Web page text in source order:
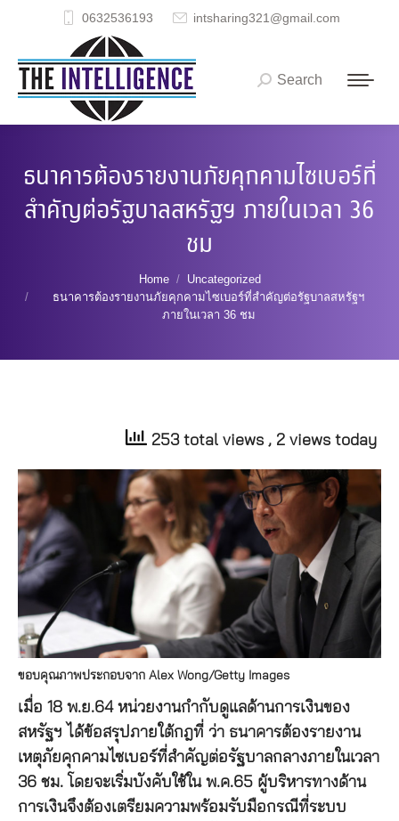
0632536193 intsharing321@gmail.com
Search:
Search
ธนาคารต้องรายงานภัยคุกคามไซเบอร์ที่
สำคัญต่อรัฐบาลสหรัฐฯ ภายในเวลา 36
ชม
Home
Uncategorized
ธนาคารต้องรายงานภัยคุกคามไซเบอร์ที่สำคัญต่อรัฐบาลสหรัฐฯ
ภายในเวลา 36 ชม
253 total views , 2 views today
ขอบคุณภาพประกอบจาก Alex Wong/Getty Images
เมื่อ 18 พ.ย.64 หน่วยงานกำกับดูแลด้านการเงินของ
สหรัฐฯ ได้ข้อสรุปภายใต้กฎที่ ว่า ธนาคารต้องรายงาน
เหตุภัยคุกคามไซเบอร์ที่สำคัญต่อรัฐบาลกลางภายในเวลา
36 ชม. โดยจะเริ่มบังคับใช้ใน พ.ค.65 ผู้บริหารทางด้าน
การเงินจึงต้องเตรียมความพร้อมรับมือกรณีที่ระบบ